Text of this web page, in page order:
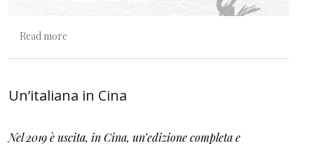
Read more
Un’italiana in Cina
Nel 2019 è uscita, in Cina, un’edizione completa e